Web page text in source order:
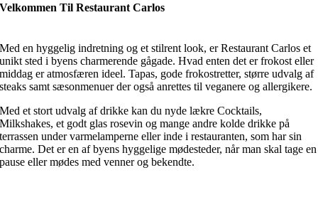
Velkommen Til Restaurant Carlos
Med en hyggelig indretning og et stilrent look, er Restaurant Carlos et
unikt sted i byens charmerende gågade. Hvad enten det er frokost eller
middag er atmosfæren ideel. Tapas, gode frokostretter, større udvalg af
steaks samt sæsonmenuer der også anrettes til veganere og allergikere.
Med et stort udvalg af drikke kan du nyde lækre Cocktails,
Milkshakes, et godt glas rosevin og mange andre kolde drikke på
terrassen under varmelamperne eller inde i restauranten, som har sin
charme. Det er en af byens hyggelige mødesteder, når man skal tage en
pause eller mødes med venner og bekendte.